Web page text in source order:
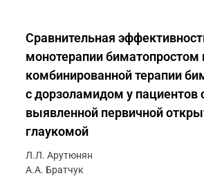
Сравнительная
монотерапии биматопростом
комбинированной терапии
с дорзоламидом у пациентов
выявленной первичной
глаукомой
Л.Л. Арутюнян
А.А. Братчук